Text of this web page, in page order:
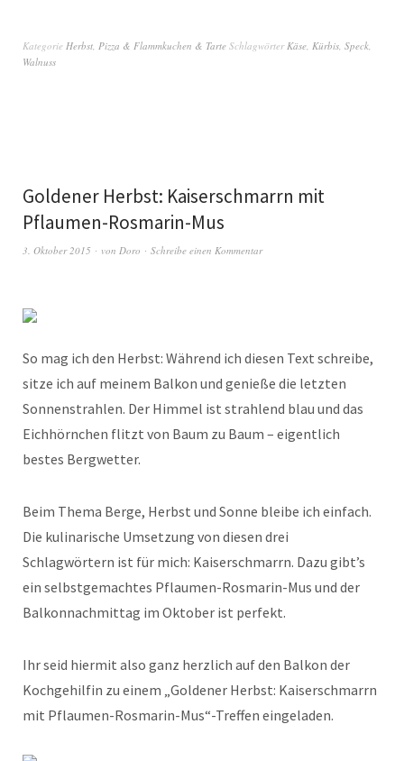
Kategorie Herbst, Pizza & Flammkuchen & Tarte SchlagwörterKäse, Kürbis, Speck,
Walnuss
Goldener Herbst: Kaiserschmarrn mit
Pflaumen-Rosmarin-Mus
3. Oktober 2015 von Doro Schreibe einen Kommentar
So mag ich den Herbst: Während ich diesen Text schreibe,
sitze ich auf meinem Balkon und genieße die letzten
Sonnenstrahlen. Der Himmel ist strahlend blau und das
Eichhörnchen flitzt von Baum zu Baum – eigentlich
bestes Bergwetter.
Beim Thema Berge, Herbst und Sonne bleibe ich einfach.
Die kulinarische Umsetzung von diesen drei
Schlagwörtern ist für mich: Kaiserschmarrn. Dazu gibt’s
ein selbstgemachtes Pflaumen-Rosmarin-Mus und der
Balkonnachmittag im Oktober ist perfekt.
Ihr seid hiermit also ganz herzlich auf den Balkon der
Kochgehilfin zu einem „Goldener Herbst: Kaiserschmarrn
mit Pflaumen-Rosmarin-Mus“-Treffen eingeladen.